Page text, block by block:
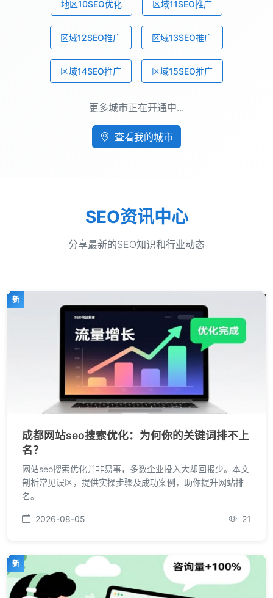
地区10SEO优化 区域11SEO推广
区域12SEO推广 区域13SEO推广
区域14SEO推广 区域15SEO推广
更多城市正在开通中...
查看我的城市
SEO资讯中心
分享最新的SEO知识和行业动态
新
成都网站seo搜索优化：为何你的关键词排不上
名？
网站seo搜索优化并非易事，多数企业投入大却回报少。本文
剖析常见误区，提供实操步骤及成功案例，助你提升网站排
名。
2026-08-05 21
新